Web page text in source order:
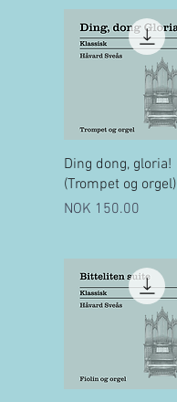
Quick View
Ding dong, gloria!
(Trompet og orgel)
Price
NOK 150.00